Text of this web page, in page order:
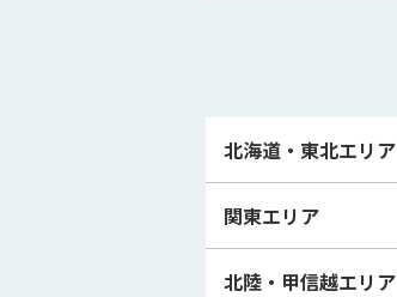
北海道・東北エリア
関東エリア
北陸・甲信越エリア